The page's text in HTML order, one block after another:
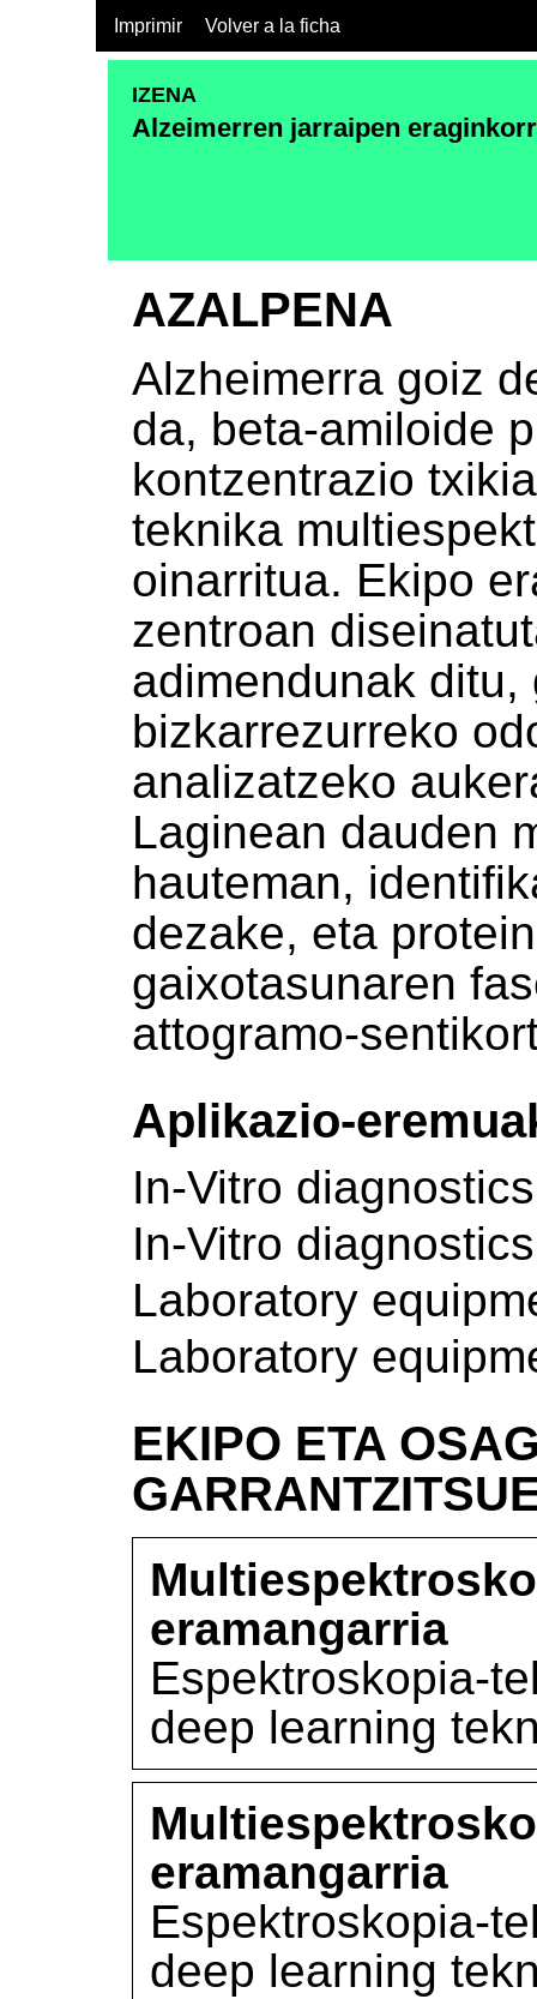
Imprimir Volver a la ficha
IZENA
Alzeimerren jarraipen
AZALPENA
Alzheimerra goiz
da, beta-amiloide
kontzentrazio
teknika
oinarritua. Ekipo
zentroan
adimendunak ditu,
bizkarrezurreko
analizatzeko
Laginean dauden
hauteman,
dezake, eta
gaixotasunaren
attogramo-
Aplikazio-
In-Vitro diagnostics
In-Vitro diagnostics
Laboratory
Laboratory
EKIPO ETA
eramangarria
Espektroskopia-
deep learning
eramangarria
Espektroskopia-
deep learning